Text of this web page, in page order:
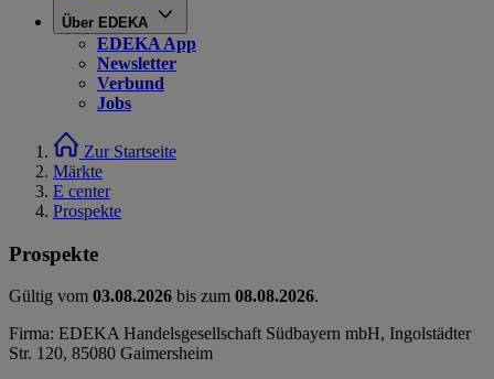
Über EDEKA
EDEKA App
Newsletter
Verbund
Jobs
Zur Startseite
Märkte
E center
Prospekte
Prospekte
Gültig vom 03.08.2026 bis zum 08.08.2026.
Firma: EDEKA Handelsgesellschaft Südbayern mbH, Ingolstädter
Str. 120, 85080 Gaimersheim